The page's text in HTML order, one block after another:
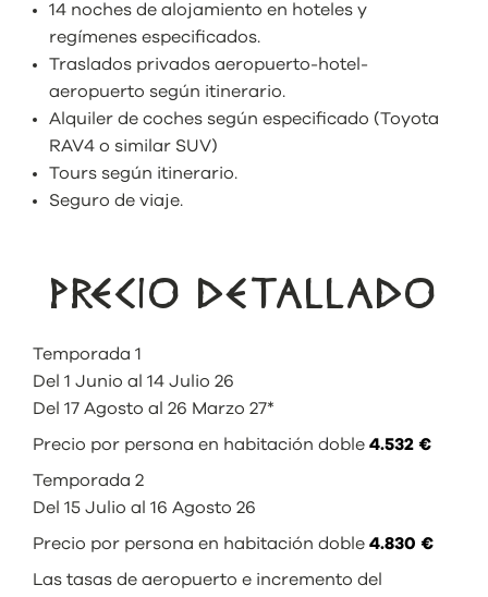
14 noches de alojamiento en hoteles y
regímenes especificados.
Traslados privados aeropuerto-hotel-
aeropuerto según itinerario.
Alquiler de coches según especificado (Toyota
RAV4 o similar SUV)
Tours según itinerario.
Seguro de viaje.
PRECIO DETALLADO
Temporada 1
Del 1 Junio al 14 Julio 26
Del 17 Agosto al 26 Marzo 27*
Precio por persona en habitación doble 4.532 €
Temporada 2
Del 15 Julio al 16 Agosto 26
Precio por persona en habitación doble 4.830 €
Las tasas de aeropuerto e incremento del